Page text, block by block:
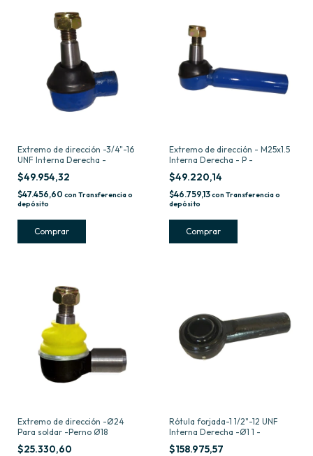
Extremo de dirección -3/4"-16
UNF Interna Derecha -
$49.954,32
$47.456,60 con Transferencia o
depósito
Extremo de dirección - M25x1.5
Interna Derecha - P -
$49.220,14
$46.759,13con Transferencia o
depósito
Extremo de dirección -Ø24
Para soldar -Perno Ø18
$25.330,60
Rótula forjada-1 1/2"-12 UNF
Interna Derecha -Ø1 1 -
$158.975,57